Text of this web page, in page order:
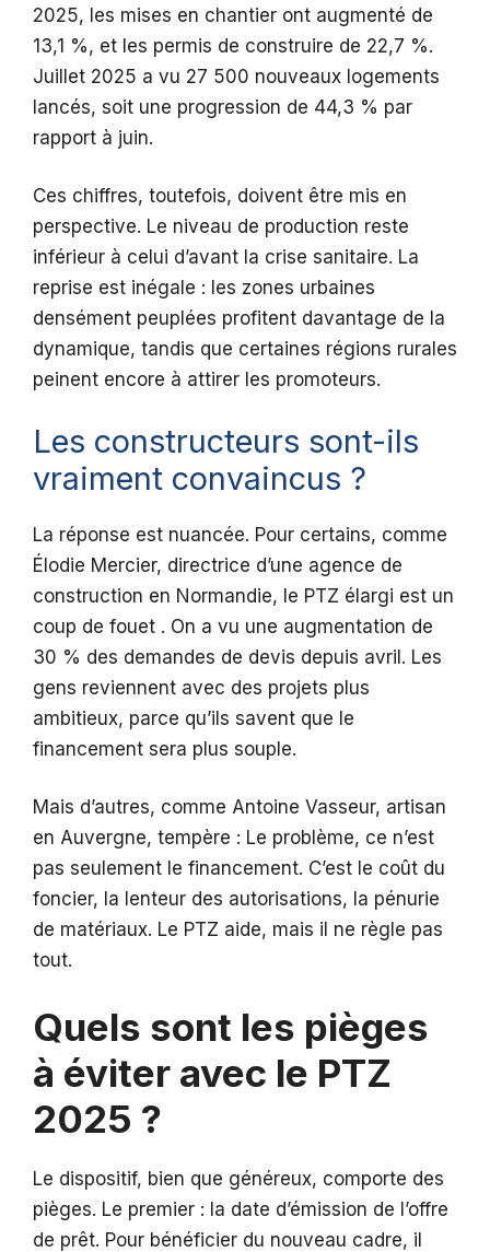
2025, les mises en chantier ont augmenté de
13,1 %, et les permis de construire de 22,7 %.
Juillet 2025 a vu 27 500 nouveaux logements
lancés, soit une progression de 44,3 % par
rapport à juin.
Ces chiffres, toutefois, doivent être mis en
perspective. Le niveau de production reste
inférieur à celui d’avant la crise sanitaire. La
reprise est inégale : les zones urbaines
densément peuplées profitent davantage de la
dynamique, tandis que certaines régions rurales
peinent encore à attirer les promoteurs.
Les constructeurs sont-ils
vraiment convaincus ?
La réponse est nuancée. Pour certains, comme
Élodie Mercier, directrice d’une agence de
construction en Normandie, le PTZ élargi est un
coup de fouet . On a vu une augmentation de
30 % des demandes de devis depuis avril. Les
gens reviennent avec des projets plus
ambitieux, parce qu’ils savent que le
financement sera plus souple.
Mais d’autres, comme Antoine Vasseur, artisan
en Auvergne, tempère : Le problème, ce n’est
pas seulement le financement. C’est le coût du
foncier, la lenteur des autorisations, la pénurie
de matériaux. Le PTZ aide, mais il ne règle pas
tout.
Quels sont les pièges
à éviter avec le PTZ
2025 ?
Le dispositif, bien que généreux, comporte des
pièges. Le premier : la date d’émission de l’offre
de prêt. Pour bénéficier du nouveau cadre, il